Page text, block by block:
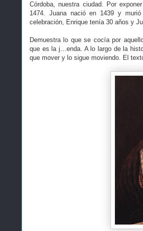
Córdoba, nuestra ciudad. Por
1474. Juana nació en 1439 y
celebración, Enrique tenía 30 años y
Demuestra lo que se cocía por
que es la j…enda. A lo largo de la
que mover y lo sigue moviendo. El